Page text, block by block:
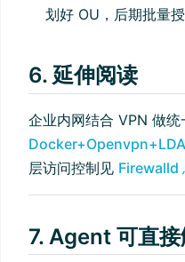
划好 OU，后期批量
6. 延伸阅读
企业内网结合 VPN 做
层访问控制见 Firewalld
7. Agent 可直